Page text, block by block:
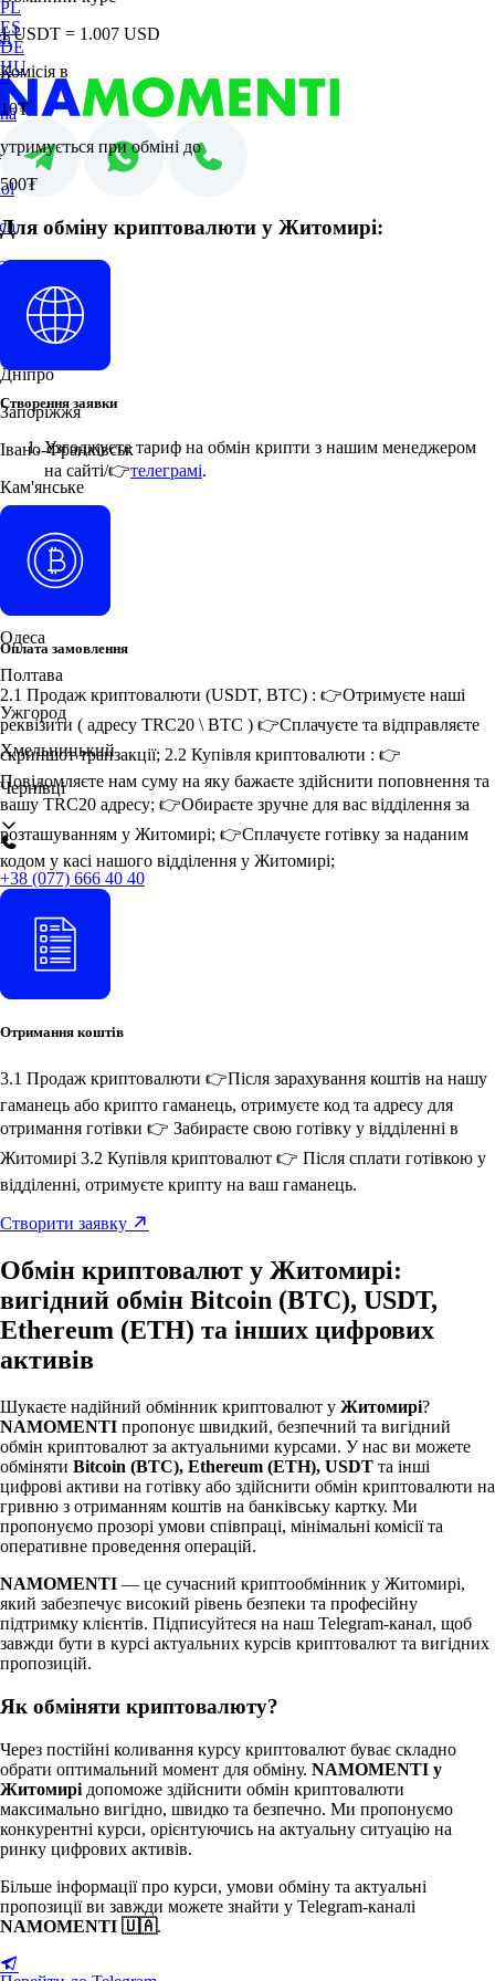
PL
ES
DE
HU
Житомир
Дніпро
Запоріжжя
Івано-Франківськ
Кам'янське
Кременчук
Одеса
Полтава
Ужгород
Хмельницький
Чернівці
+38 (077) 666 40 40
1 USDT = 1.007 USD
Комісія в
10₮
утримується при обміні до
500₮
Для обміну криптовалюти у Житомирі:
Створення заявки
Узгоджуєте тариф на обмін крипти з нашим менеджером
на сайті/👉телеграмі.
Оплата замовлення
2.1 Продаж криптовалюти (USDT, BTC) : 👉Отримуєте наші
реквізити ( адресу TRC20 \ BTC ) 👉Сплачуєте та відправляєте
скриншот транзакції; 2.2 Купівля криптовалюти : 👉
Повідомляєте нам суму на яку бажаєте здійснити поповнення та
вашу TRC20 адресу; 👉Обираєте зручне для вас відділення за
розташуванням у Житомирі; 👉Сплачуєте готівку за наданим
кодом у касі нашого відділення у Житомирі;
Отримання коштів
3.1 Продаж криптовалюти 👉Після зарахування коштів на нашу
гаманець або крипто гаманець, отримуєте код та адресу для
отримання готівки 👉 Забираєте свою готівку у відділенні в
Житомирі 3.2 Купівля криптовалют 👉 Після сплати готівкою у
відділенні, отримуєте крипту на ваш гаманець.
Створити заявку
Обмін криптовалют у Житомирі:
вигідний обмін Bitcoin (BTC), USDT,
Ethereum (ETH) та інших цифрових
активів
Шукаєте надійний обмінник криптовалют у Житомирі?
NAMOMENTI пропонує швидкий, безпечний та вигідний
обмін криптовалют за актуальними курсами. У нас ви можете
обміняти Bitcoin (BTC), Ethereum (ETH), USDT та інші
цифрові активи на готівку або здійснити обмін криптовалюти на
гривню з отриманням коштів на банківську картку. Ми
пропонуємо прозорі умови співпраці, мінімальні комісії та
оперативне проведення операцій.
NAMOMENTI — це сучасний криптообмінник у Житомирі,
який забезпечує високий рівень безпеки та професійну
підтримку клієнтів. Підписуйтеся на наш Telegram-канал, щоб
завжди бути в курсі актуальних курсів криптовалют та вигідних
пропозицій.
Як обміняти криптовалюту?
Через постійні коливання курсу криптовалют буває складно
обрати оптимальний момент для обміну. NAMOMENTI у
Житомирі допоможе здійснити обмін криптовалюти
максимально вигідно, швидко та безпечно. Ми пропонуємо
конкурентні курси, орієнтуючись на актуальну ситуацію на
ринку цифрових активів.
Більше інформації про курси, умови обміну та актуальні
пропозиції ви завжди можете знайти у Telegram-каналі
NAMOMENTI 🇺🇦.